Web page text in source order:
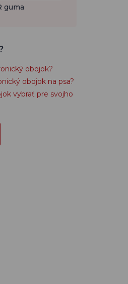
guma
obojok?
obojok na psa?
vybrať pre svojho